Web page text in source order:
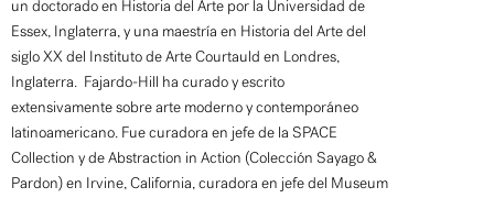
un doctorado en Historia del Arte por la Universidad de
Essex, Inglaterra, y una maestría en Historia del Arte del
siglo XX del Instituto de Arte Courtauld en Londres,
Inglaterra. Fajardo-Hill ha curado y escrito
extensivamente sobre arte moderno y contemporáneo
latinoamericano. Fue curadora en jefe de la SPACE
Collection y de Abstraction in Action (Colección Sayago &
Pardon) en Irvine, California, curadora en jefe del Museum